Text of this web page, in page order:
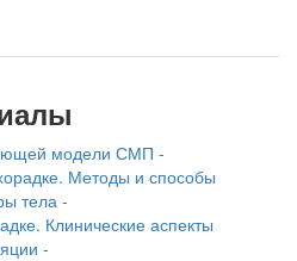
модели СМП -
Методы и способы
тела -
Клинические аспекты
-